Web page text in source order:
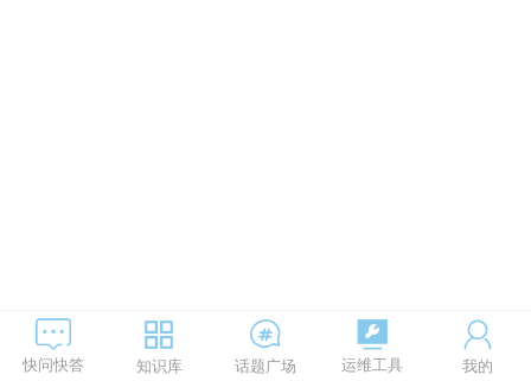
快问快答 知识库 话题广场 运维工具 我的